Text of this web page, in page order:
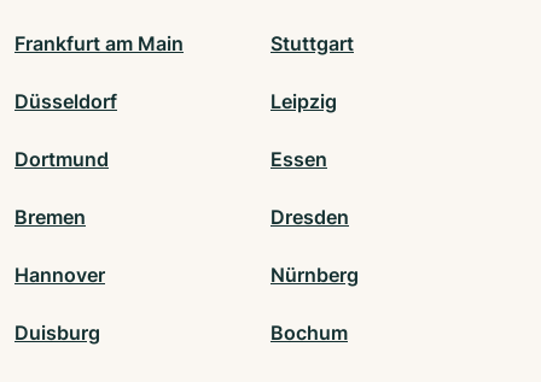
Frankfurt am Main Stuttgart
Düsseldorf Leipzig
Dortmund Essen
Bremen Dresden
Hannover Nürnberg
Duisburg Bochum